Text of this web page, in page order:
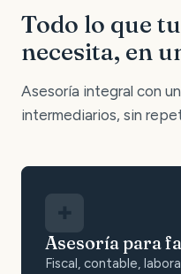
Todo lo que
necesita, en
Asesoría integral con
intermediarios, sin
Asesoría para
Fiscal, contable,